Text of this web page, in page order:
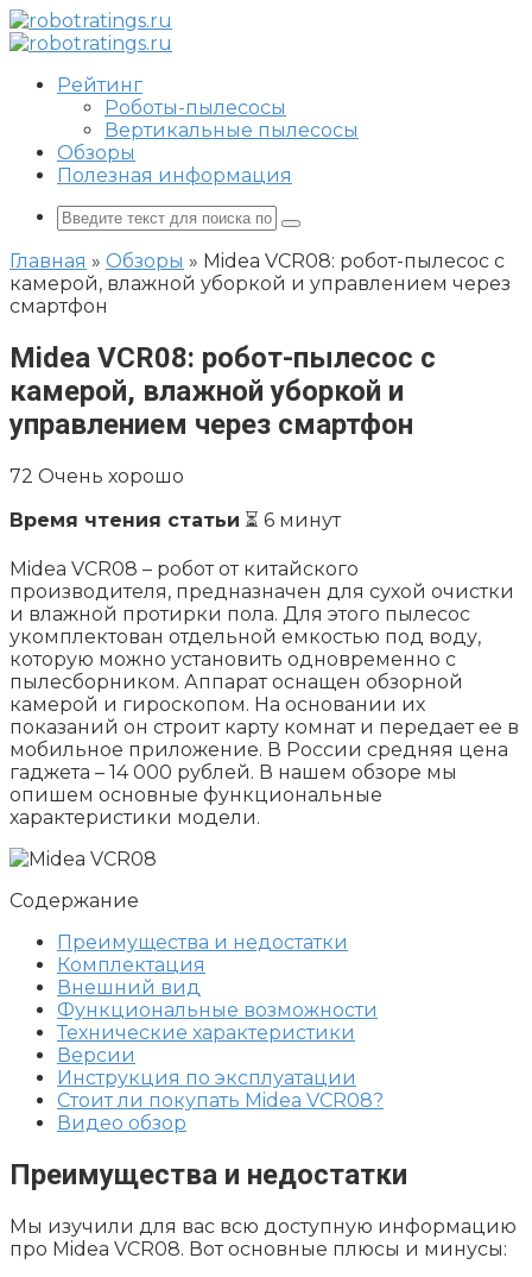
Перейти
к
Рейтинг
Роботы-пылесосы
Вертикальные пылесосы
Обзоры
Полезная информация
Поиск:
Главная » Обзоры » Midea VCR08: робот-пылесос с
камерой, влажной уборкой и управлением через
смартфон
Midea VCR08: робот-пылесос с
камерой, влажной уборкой и
управлением через смартфон
72 Очень хорошо
Время чтения статьи ⏳ 6 минут
Midea VCR08 – робот от китайского
производителя, предназначен для сухой очистки
и влажной протирки пола. Для этого пылесос
укомплектован отдельной емкостью под воду,
которую можно установить одновременно с
пылесборником. Аппарат оснащен обзорной
камерой и гироскопом. На основании их
показаний он строит карту комнат и передает ее в
мобильное приложение. В России средняя цена
гаджета – 14 000 рублей. В нашем обзоре мы
опишем основные функциональные
характеристики модели.
Содержание
Преимущества и недостатки
Комплектация
Внешний вид
Функциональные возможности
Технические характеристики
Версии
Инструкция по эксплуатации
Стоит ли покупать Midea VCR08?
Видео обзор
Преимущества и недостатки
Мы изучили для вас всю доступную информацию
про Midea VCR08. Вот основные плюсы и минусы: